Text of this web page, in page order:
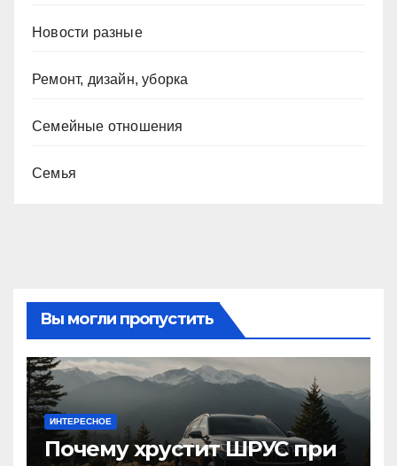
Новости разные
Ремонт, дизайн, уборка
Семейные отношения
Семья
Вы могли пропустить
ИНТЕРЕСНОЕ
Почему хрустит ШРУС при